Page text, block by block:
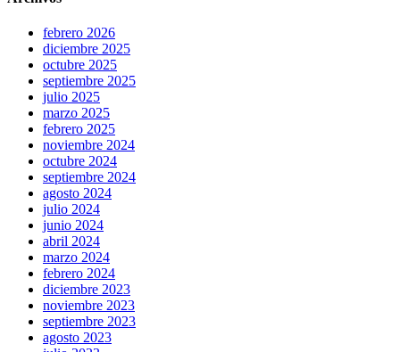
febrero 2026
diciembre 2025
octubre 2025
septiembre 2025
julio 2025
marzo 2025
febrero 2025
noviembre 2024
octubre 2024
septiembre 2024
agosto 2024
julio 2024
junio 2024
abril 2024
marzo 2024
febrero 2024
diciembre 2023
noviembre 2023
septiembre 2023
agosto 2023